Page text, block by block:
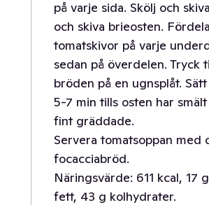
på varje sida. Skölj och
och skiva brieosten.
tomatskivor på varje
sedan på överdelen. Tryck
bröden på en ugnsplåt.
5-7 min tills osten har
fint gräddade.
Servera tomatsoppan med
focacciabröd.
Näringsvärde: 611 kcal, 17
fett, 43 g kolhydrater.